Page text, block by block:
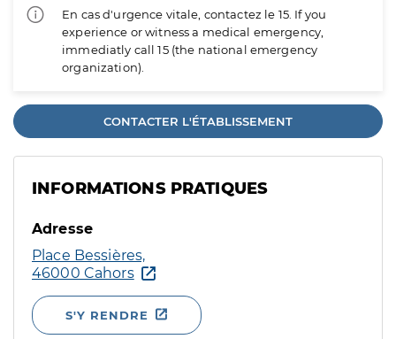
En cas d'urgence vitale, contactez le 15. If you
experience or witness a medical emergency,
immediatly call 15 (the national emergency
organization).
CONTACTER L'ÉTABLISSEMENT
INFORMATIONS PRATIQUES
Adresse
Place Bessières,
46000 Cahors
S'Y RENDRE